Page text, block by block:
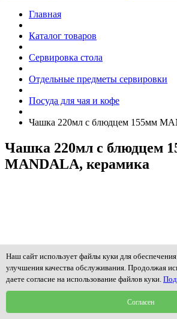
Главная
Каталог товаров
Сервировка стола
Отдельные предметы сервировки
Посуда для чая и кофе
Чашка 220мл с блюдцем 155мм
Чашка 220мл с блюдцем
MANDALA, керамика
Наш сайт использует файлы куки для
улучшения качества обслуживания. Продолжая
даете согласие на использование файлов куки.
Согласен